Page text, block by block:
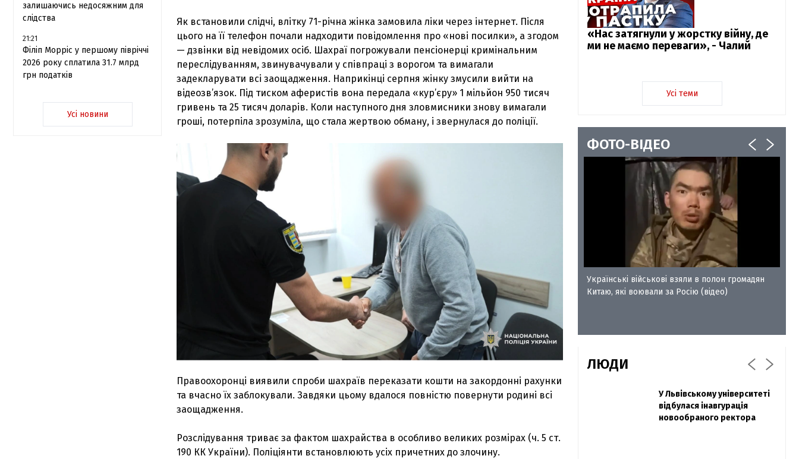
залишаючись недосяжним для
слідства
21:21
Філіп Морріс у першому півріччі
2026 року сплатила 31.7 млрд
грн податків
Усі новини
Як встановили слідчі, влітку 71-річна жінка замовила ліки через інтернет. Після
цього на її телефон почали надходити повідомлення про «нові посилки», а згодом
— дзвінки від невідомих осіб. Шахраї погрожували пенсіонерці кримінальним
переслідуванням, звинувачували у співпраці з ворогом та вимагали
задекларувати всі заощадження. Наприкінці серпня жінку змусили вийти на
відеозв’язок. Під тиском аферистів вона передала «кур’єру» 1 мільйон 950 тисяч
гривень та 25 тисяч доларів. Коли наступного дня зловмисники знову вимагали
гроші, потерпіла зрозуміла, що стала жертвою обману, і звернулася до поліції.
Правоохоронці виявили спроби шахраїв переказати кошти на закордонні рахунки
та вчасно їх заблокували. Завдяки цьому вдалося повністю повернути родині всі
заощадження.
Розслідування триває за фактом шахрайства в особливо великих розмірах (ч. 5 ст.
190 КК України). Поліціянти встановлюють усіх причетних до злочину.
«Нас затягнули у жорстку війну, де
ми не маємо переваги», - Чалий
Усі теми
ФОТО-ВІДЕО
З'явилося відео знищеного ворожого Су-35
Українські військові взяли в полон громадян
Китаю, які воювали за Росію (відео)
ЛЮДИ
Павло Дак
«Час не лікує, лише
притуплює біль»: сестра
Захисник "Азовсталі" Діанов
вдруге одружився та
показав фото з весілля
У Львівському університеті
відбулася інавгурація
новообраного ректора